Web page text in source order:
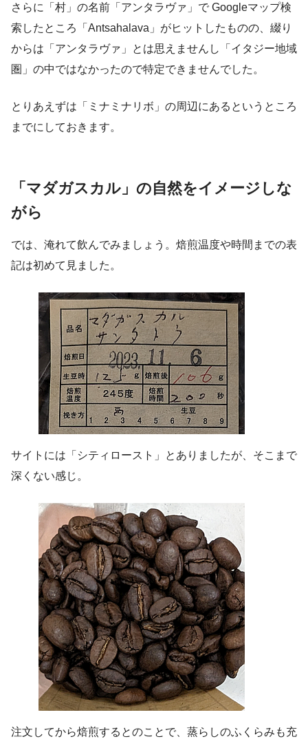
さらに「村」の名前「アンタラヴァ」で Googleマップ検
索したところ「Antsahalava」がヒットしたものの、綴り
からは「アンタラヴァ」とは思えませんし「イタジー地域
圏」の中ではなかったので特定できませんでした。
とりあえずは「ミナミナリボ」の周辺にあるというところ
までにしておきます。
「マダガスカル」の自然をイメージしな
がら
では、淹れて飲んでみましょう。焙煎温度や時間までの表
記は初めて見ました。
サイトには「シティロースト」とありましたが、そこまで
深くない感じ。
注文してから焙煎するとのことで、蒸らしのふくらみも充